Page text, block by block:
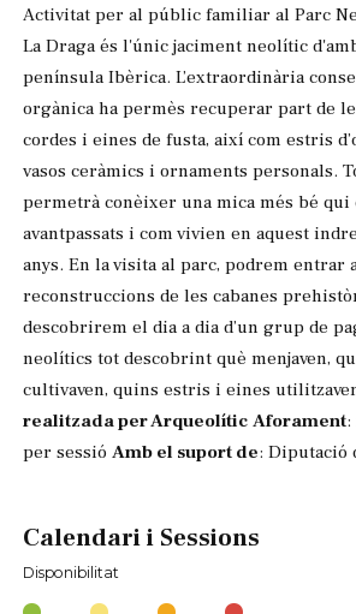
Activitat per al públic familiar al Parc
La Draga és l'únic jaciment neolític
península Ibèrica. L’extraordinària
orgànica ha permès recuperar part de
cordes i eines de fusta, així com estris
vasos ceràmics i ornaments personals.
permetrà conèixer una mica més bé
avantpassats i com vivien en aquest
anys. En la visita al parc, podrem entrar
reconstruccions de les cabanes
descobrirem el dia a dia d’un grup de
neolítics tot descobrint què menjaven,
cultivaven, quins estris i eines
realitzada per Arqueolític Aforament
per sessió Amb el suport de: Diputació
Calendari i Sessions
Disponibilitat